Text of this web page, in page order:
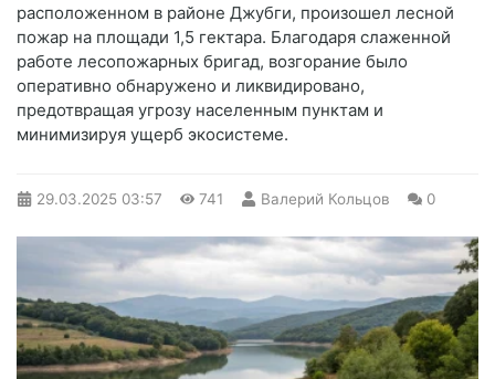
расположенном в районе Джубги, произошел лесной
пожар на площади 1,5 гектара. Благодаря слаженной
работе лесопожарных бригад, возгорание было
оперативно обнаружено и ликвидировано,
предотвращая угрозу населенным пунктам и
минимизируя ущерб экосистеме.
29.03.2025 03:57 741 Валерий Кольцов 0